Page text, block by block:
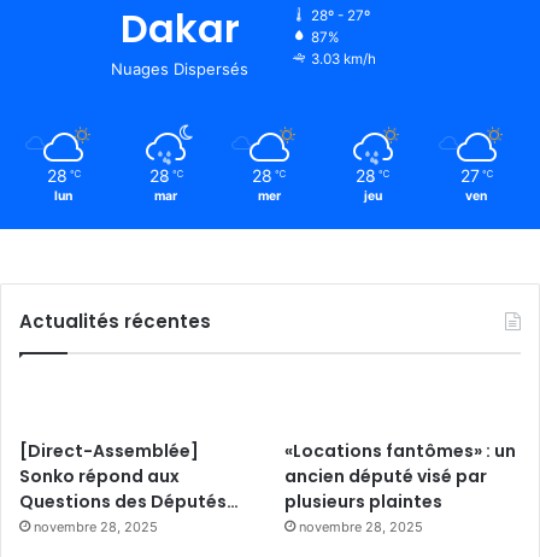
Dakar
Nuages Dispersés
28º - 27º
87%
3.03 km/h
28 ℃
lun
28 ℃
mar
28 ℃
mer
28 ℃
jeu
27 ℃
ven
Actualités récentes
[Direct-Assemblée]
Sonko répond aux
Questions des Députés…
novembre 28, 2025
«Locations fantômes» : un
ancien député visé par
plusieurs plaintes
novembre 28, 2025